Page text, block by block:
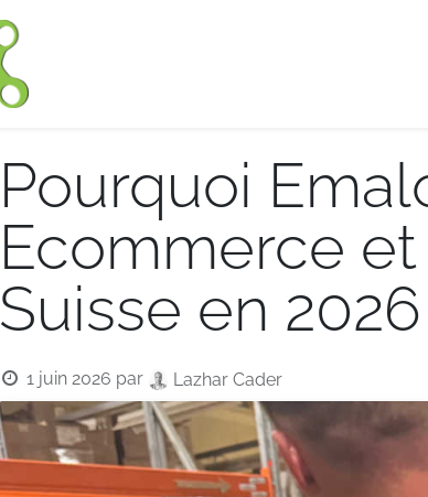
Pourquoi
Ecommerce
Suisse en 2026
1 juin 2026 par Lazhar Cader